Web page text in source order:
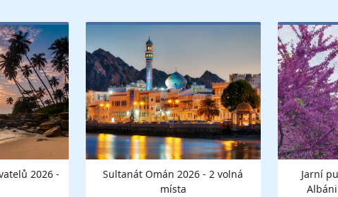
2026 -
Sultanát Omán 2026 - 2 volná
místa
Jarní